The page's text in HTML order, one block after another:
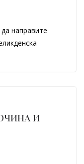
направите
и